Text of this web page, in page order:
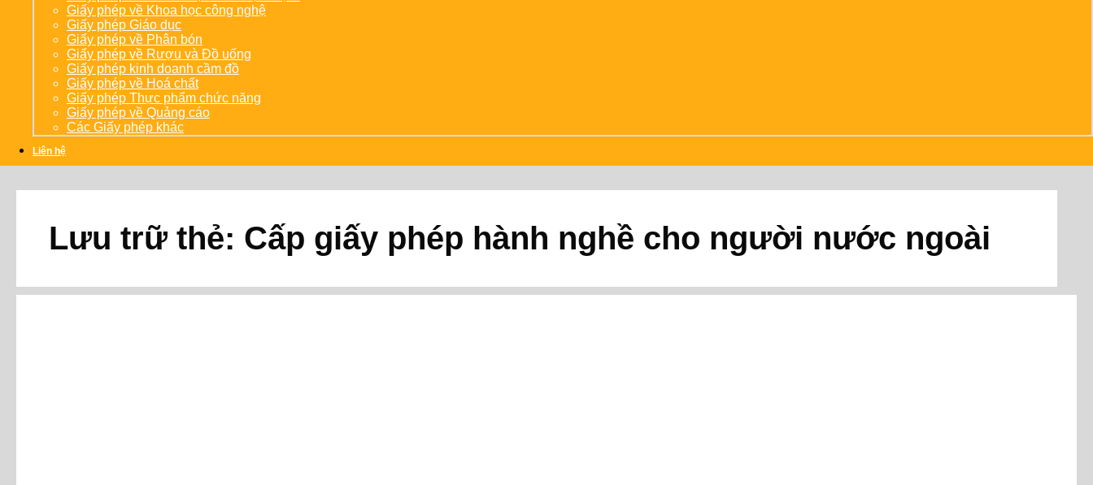
Giấy phép về Khoa học công nghệ
Giấy phép Giáo dục
Giấy phép về Phân bón
Giấy phép về Rượu và Đồ uống
Giấy phép kinh doanh cầm đồ
Giấy phép về Hoá chất
Giấy phép Thực phẩm chức năng
Giấy phép về Quảng cáo
Các Giấy phép khác
Liên hệ
Lưu trữ thẻ: Cấp giấy phép hành nghề cho người nước ngoài